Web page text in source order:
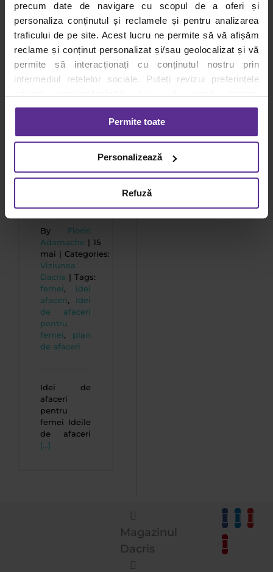
precum date de navigare cu scopul de a oferi și
personaliza conținutul și reclamele și pentru analizarea
traficului de pe site. Acest lucru ne permite să vă afișăm
reclame și conținut personalizat și/sau geolocalizat și vă
permite să interacționați cu conținutul nostru prin
intermediul rețelelor sociale. Puteți revizui preferințele
consimțământul oricând, făcând click pe linkul către
setările dvs. de cookie-uri.
Pentru mai multe informații, vă rugăm să revizuiți politica
Permite toate
Personalizează
Refuză
Ce
idei
de
afaceri
pentru
femei
începe
acasă:
ghid
By Florin
Adamache | 15
mai | Categories:
Viziunea
Dacris | Tags:
femei, idei
afaceri, Idei
de afaceri
pentru
femei, plan
de afaceri
Idei de
afaceri
pentru
femei Ideile
de afaceri
[...]
Magazinul
Dacris